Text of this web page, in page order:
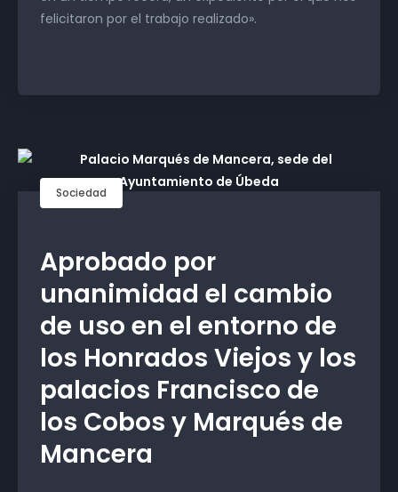
felicitaron por el trabajo realizado».
Sociedad
Aprobado por
unanimidad el cambio
de uso en el entorno de
los Honrados Viejos y los
palacios Francisco de
los Cobos y Marqués de
Mancera